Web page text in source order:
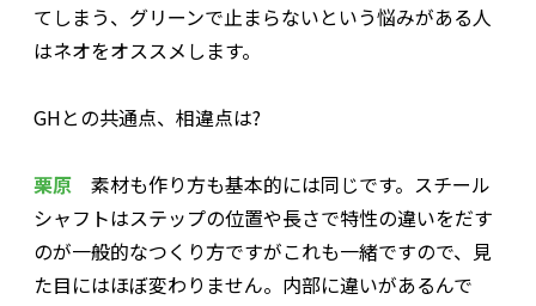
てしまう、グリーンで止まらないという悩みがある人
はネオをオススメします。
――GHとの共通点、相違点は?
栗原 素材も作り方も基本的には同じです。スチール
シャフトはステップの位置や長さで特性の違いをだす
のが一般的なつくり方ですがこれも一緒ですので、見
た目にはほぼ変わりません。内部に違いがあるんで